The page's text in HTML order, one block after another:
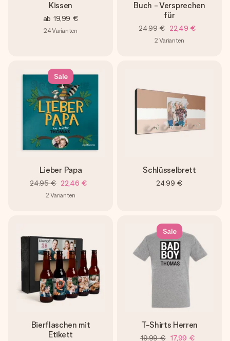
Kissen
ab 19,99 €
24Varianten
Buch - Versprechen
für
24,99 € 22,49 €
2 Varianten
Sale
Lieber Papa
24,95 € 22,46 €
2 Varianten
Schlüsselbrett
24,99 €
Bierflaschen mit
Etikett
Sale
T-Shirts Herren
19,99 € 17,99 €